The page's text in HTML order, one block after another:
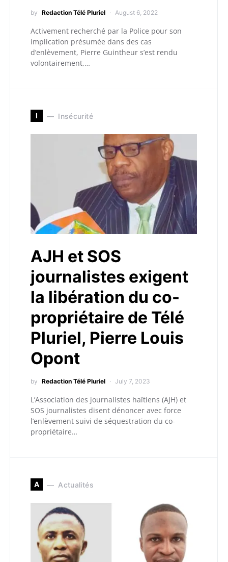
by Redaction Télé Pluriel August 6, 2022
Activement recherché par la Police pour son
implication présumée dans des cas
d’enlèvement, Pierre Guintheur s’est rendu
volontairement,…
I Insécurité
AJH et SOS
journalistes exigent
la libération du co-
propriétaire de Télé
Pluriel, Pierre Louis
Opont
by Redaction Télé Pluriel July 7, 2023
L’Association des journalistes haïtiens (AJH) et
SOS journalistes disent dénoncer avec force
l’enlèvement suivi de séquestration du co-
propriétaire…
A Actualités